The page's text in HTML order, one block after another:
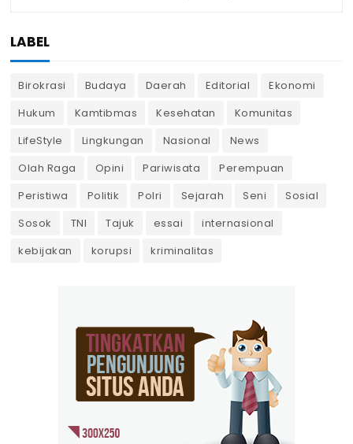
LABEL
Birokrasi Budaya Daerah Editorial
Ekonomi
Hukum
Kamtibmas Kesehatan
Komunitas
LifeStyle
Lingkungan Nasional
News
Olah Raga
Opini Pariwisata
Perempuan
Peristiwa
Politik Polri Sejarah Seni
Sosial
Sosok
TNI Tajuk essai
internasional
kebijakan
korupsi kriminalitas